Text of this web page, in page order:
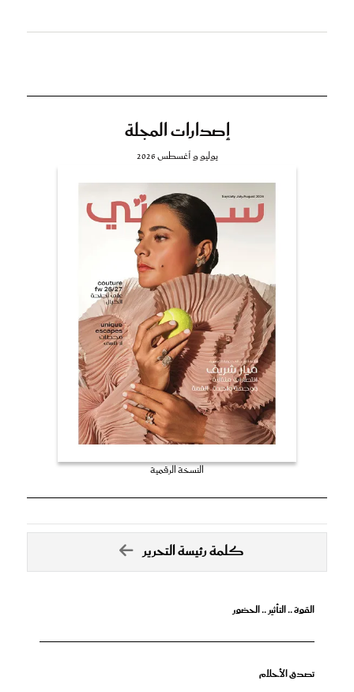
إصدارات المجلة
يوليو و أغسطس 2026
النسخة الرقمية
كلمة رئيسة التحرير
القوة .. التأثير .. الحضور
تصدق الأحلام